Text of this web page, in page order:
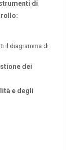
di
il diagramma di
dei
e degli